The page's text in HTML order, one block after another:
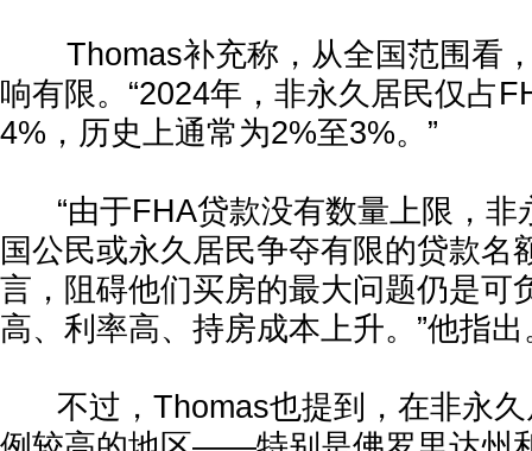
Thomas补充称，从全国范围看，
响有限。“2024年，非永久居民仅占
4%，历史上通常为2%至3%。”
“由于FHA贷款没有数量上限，非
国公民或永久居民争夺有限的贷款名
言，阻碍他们买房的最大问题仍是
高、利率高、持房成本上升。”他指出
不过，Thomas也提到，在非永久